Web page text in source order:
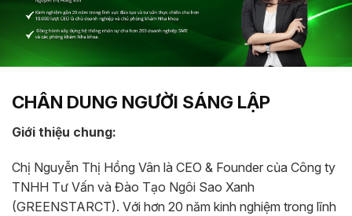
CHÂN DUNG NGƯỜI SÁNG LẬP
Giới thiệu chung:
Chị Nguyễn Thị Hồng Vân là CEO & Founder của Công ty
TNHH Tư Vấn và Đào Tạo Ngôi Sao Xanh
(GREENSTARCT). Với hơn 20 năm kinh nghiệm trong lĩnh